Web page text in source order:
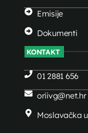
Emisije
Dokumenti
KONTAKT
01 2881 656
oriivg@net.hr
Moslavačka